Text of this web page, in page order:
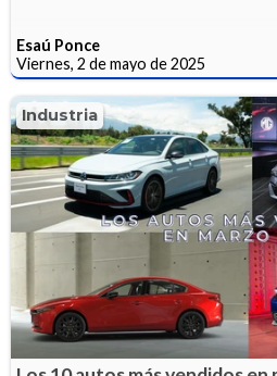
Esaú Ponce
Viernes, 2 de mayo de 2025
Industria